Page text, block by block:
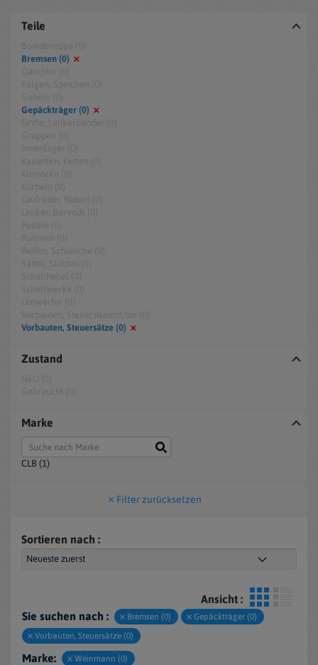
Teile
Bremsen (0)
Gepäckträger (0)
Vorbauten, Steuersätze (0)
Zustand
Marke
CLB (1)
Filter zurücksetzen
Sortieren nach :
Ansicht :
Sie suchen nach :
Bremsen (0)
Gepäckträger (0)
Vorbauten, Steuersätze (0)
Marke: Weinmann (0)